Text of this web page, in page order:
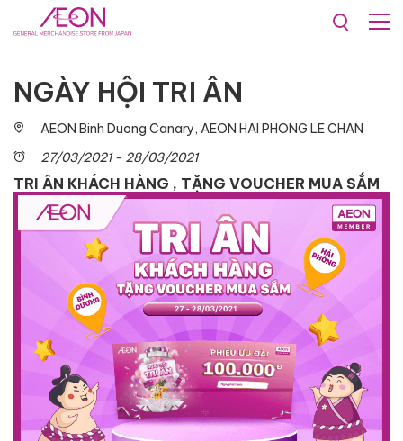
Promotions & Events
NGÀY HỘI TRI ÂN
AEON Binh Duong Canary, AEON HAI PHONG LE CHAN
27/03/2021 - 28/03/2021
TRI ÂN KHÁCH HÀNG , TẶNG VOUCHER MUA SẮM